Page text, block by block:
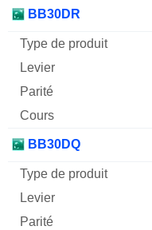
BB30DR
BB30DQ